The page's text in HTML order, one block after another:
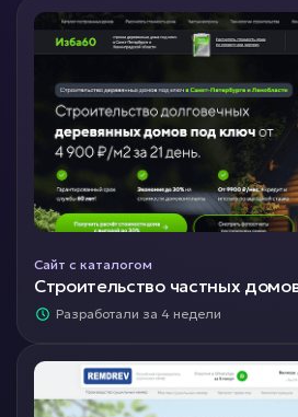
Сайт с каталогом
Строительство частных
Разработали за 4 недели